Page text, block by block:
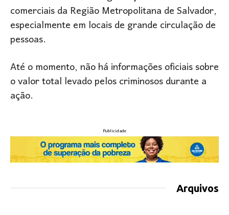
comerciais da Região Metropolitana de Salvador,
especialmente em locais de grande circulação de
pessoas.
Até o momento, não há informações oficiais sobre
o valor total levado pelos criminosos durante a
ação.
Publicidade
Arquivos